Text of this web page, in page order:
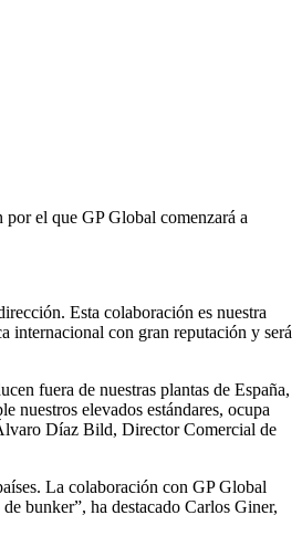
el que GP Global comenzará a
Esta colaboración es nuestra
internacional con gran reputación y será
fuera de nuestras plantas de España,
nuestros elevados estándares, ocupa
Díaz Bild, Director Comercial de
La colaboración con GP Global
bunker”, ha destacado Carlos Giner,